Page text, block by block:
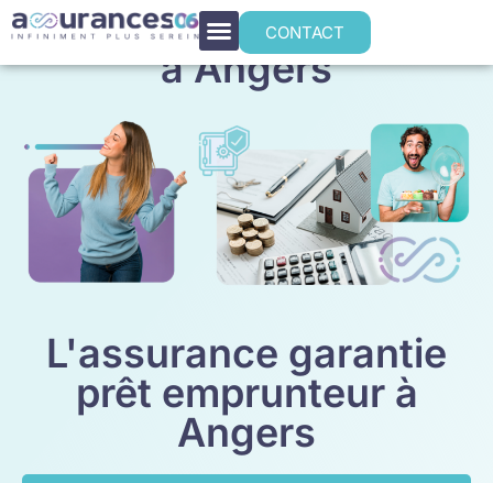
CONTACT
Assurance emprunteur
à Angers
L'assurance garantie
prêt emprunteur à
Angers